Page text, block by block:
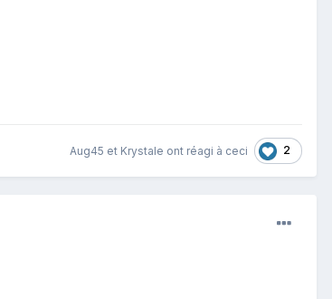
Aug45 et Krystale ont réagi à ceci 2